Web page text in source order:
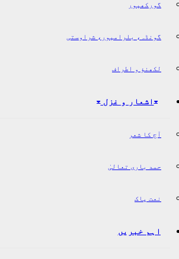
گورکھپور
گونڈہ، بلرامپور، شراوستی
لکھنؤ و اطراف
اشعار و غزل
آج کا شعر
حمد باری تعالیٰ
نعت پاک
اہم خبریں